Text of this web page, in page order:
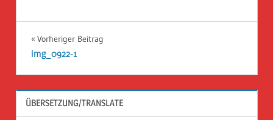
Beitragsnavigation
Vorheriger Beitrag
img_0922-1
ÜBERSETZUNG/TRANSLATE